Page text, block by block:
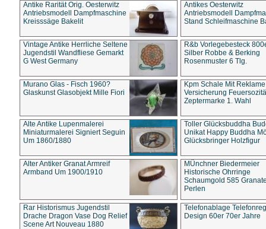
Antike Rarität Orig. Oesterwitz
Antriebsmodell Dampfmaschine
Kreisssäge Bakelit
Antikes Oesterwitz
Antriebsmodell
Stand Schleifmaschine
Vintage Antike Herrliche Seltene
Jugendstil Wandfliese Gemarkt
G West Germany
R&b Vorlegebesteck
Silber Robbe & Berking
Rosenmuster 6 Tlg.
Murano Glas - Fisch 1960?
Glaskunst Glasobjekt Mille Fiori
Kpm Schale Mit Reklame
Versicherung
Zeptermarke 1. Wahl
Alte Antike Lupenmalerei
Miniaturmalerei Signiert Seguin
Um 1860/1880
Toller Glücksbuddha
Unikat Happy Buddha
Glücksbringer Holzfigur
Alter Antiker Granat Armreif
Armband Um 1900/1910
MÜnchner Biedermeier
Historische Ohrringe
Schaumgold 585
Perlen
Rar Historismus Jugendstil
Drache Dragon Vase Dog Relief
Scene Art Nouveau 1880
Telefonablage
Design 60er 70er Jahre